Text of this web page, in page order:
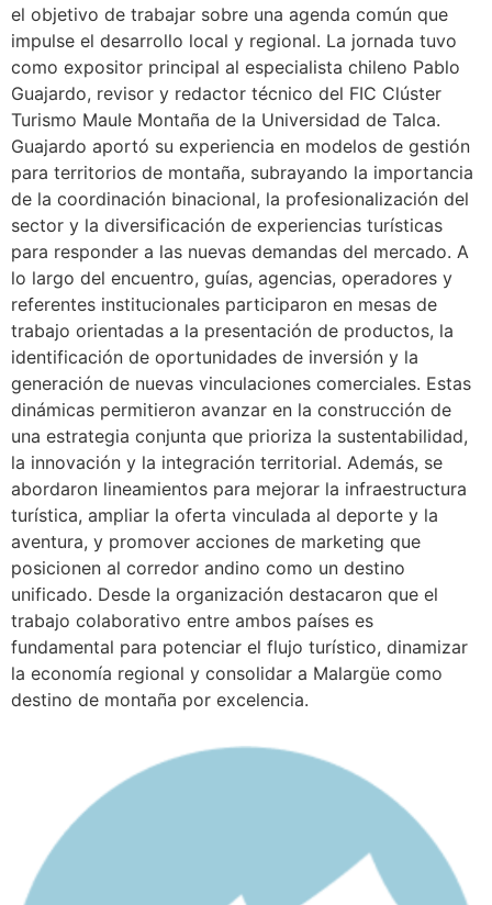
el objetivo de trabajar sobre una agenda común que
impulse el desarrollo local y regional. La jornada tuvo
como expositor principal al especialista chileno Pablo
Guajardo, revisor y redactor técnico del FIC Clúster
Turismo Maule Montaña de la Universidad de Talca.
Guajardo aportó su experiencia en modelos de gestión
para territorios de montaña, subrayando la importancia
de la coordinación binacional, la profesionalización del
sector y la diversificación de experiencias turísticas
para responder a las nuevas demandas del mercado. A
lo largo del encuentro, guías, agencias, operadores y
referentes institucionales participaron en mesas de
trabajo orientadas a la presentación de productos, la
identificación de oportunidades de inversión y la
generación de nuevas vinculaciones comerciales. Estas
dinámicas permitieron avanzar en la construcción de
una estrategia conjunta que prioriza la sustentabilidad,
la innovación y la integración territorial. Además, se
abordaron lineamientos para mejorar la infraestructura
turística, ampliar la oferta vinculada al deporte y la
aventura, y promover acciones de marketing que
posicionen al corredor andino como un destino
unificado. Desde la organización destacaron que el
trabajo colaborativo entre ambos países es
fundamental para potenciar el flujo turístico, dinamizar
la economía regional y consolidar a Malargüe como
destino de montaña por excelencia.